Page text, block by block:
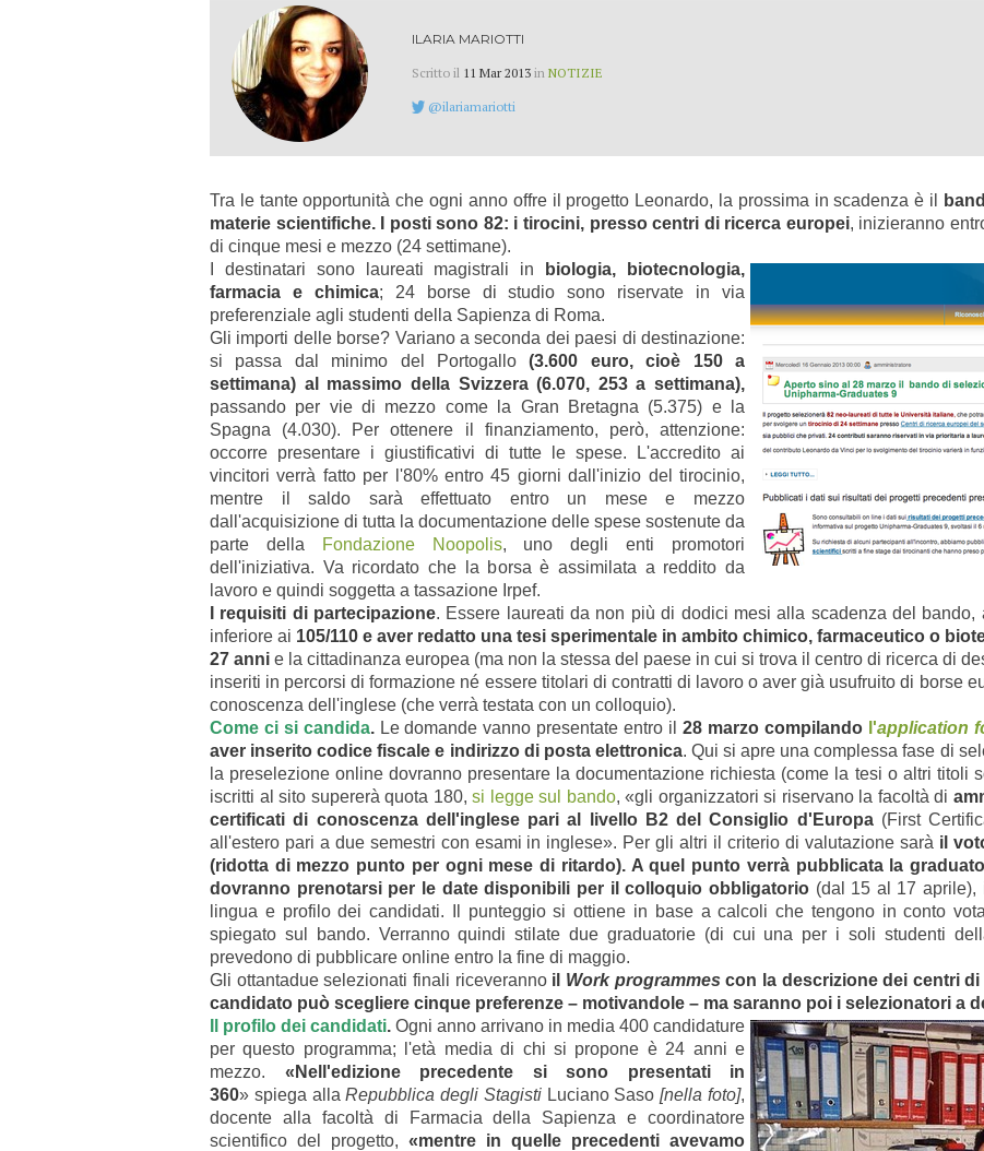
ILARIA MARIOTTI
Scritto il 11 Mar 2013 in NOTIZIE
@ilariamariotti
Tra le tante opportunità che ogni anno offre il progetto Leonardo, la prossima in scadenza è il
materie scientifiche.
I posti sono 82: i tirocini, presso centri di ricerca europei, inizieranno
di cinque mesi e mezzo (24 settimane).
I destinatari sono laureati magistrali in
biologia, biotecnologia,
farmacia e chimica; 24 borse di studio sono riservate in via
preferenziale agli studenti della Sapienza di Roma.
Gli importi delle borse? Variano a seconda dei paesi di destinazione:
si passa dal minimo del Portogallo(3.600 euro, cioè 150 a
settimana) al massimo della Svizzera (6.070, 253 a settimana),
passando per vie di mezzo come la Gran Bretagna (5.375) e la
Spagna (4.030). Per ottenere il finanziamento, però, attenzione:
occorre presentare i giustificativi di tutte le spese. L'accredito ai
vincitori verrà fatto per l'80% entro 45 giorni dall'inizio del tirocinio,
mentre il saldo sarà effettuato entro un mese e mezzo
dall'acquisizione di tutta la documentazione delle spese sostenute da
parte della
Fondazione Noopolis, uno degli enti promotori
dell'iniziativa. Va ricordato che la borsa è assimilata a reddito da
lavoro e quindi soggetta a tassazione Irpef.
I requisiti di partecipazione. Essere laureati da non più di dodici mesi alla scadenza del bando,
inferiore ai 105/110 e aver redatto una tesi sperimentale in ambito chimico, farmaceutico o
27 anni e la cittadinanza europea (ma non la stessa del paese in cui si trova il centro di ricerca di
inseriti in percorsi di formazione né essere titolari di contratti di lavoro o aver già usufruito di borse
conoscenza dell'inglese (che verrà testata con un colloquio).
Come ci si candida. Le domande vanno presentate entro il 28 marzo compilandol'application
aver inserito codice fiscale e indirizzo di posta elettronica. Qui si apre una complessa fase di
la preselezione online dovranno presentare la documentazione richiesta (come la tesi o altri titoli
iscritti al sito supererà quota 180, si legge sul bando, «gli organizzatori si riservano la facoltà di
certificati di conoscenza dell'inglese pari al livello B2 del Consiglio d'Europa(First
all'estero pari a due semestri con esami in inglese». Per gli altri il criterio di valutazione sarà il
(ridotta di mezzo punto per ogni mese di ritardo). A quel punto verrà pubblicata la
dovranno prenotarsi per le date disponibili per il colloquio obbligatorio (dal 15 al 17 aprile),
lingua e profilo dei candidati. Il punteggio si ottiene in base a calcoli che tengono in conto
spiegato sul bando. Verranno quindi stilate due graduatorie (di cui una per i soli studenti
prevedono di pubblicare online entro la fine di maggio.
Gli ottantadue selezionati finali riceverannoil Work programmes con la descrizione dei centri di
candidato può scegliere cinque preferenze – motivandole – ma saranno poi i selezionatori a
Il profilo dei candidati. Ogni anno arrivano in media 400 candidature
per questo programma; l'età media di chi si propone è 24 anni e
mezzo. «Nell'edizione precedente si sono presentati in
360» spiega allaRepubblica degli StagistiLuciano Saso[nella foto],
docente alla facoltà di Farmacia della Sapienza e coordinatore
scientifico del progetto, «mentre in quelle precedenti avevamo